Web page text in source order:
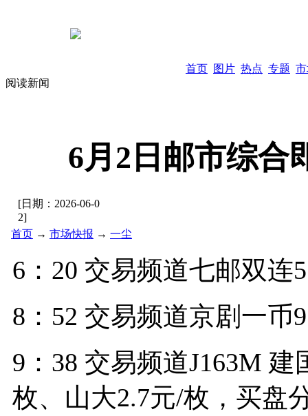
首页 图片 热点 专题
阅读新闻
6月2日邮市综合
[日期： 2026-06-0
2]
首页 → 市场快报 → 一尘
6：20 交易频道七邮双连
8：52 交易频道京剧一币
9：38 交易频道J163M
枚、山大2.7元/枚，买盘